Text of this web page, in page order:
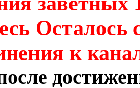
Осталось
к